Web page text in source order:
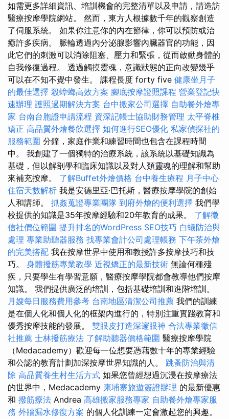
如需更多詳細資訊、培訓機會的完整清單以及申請，請造訪
醫療按摩學院網站。 然而，東方人根據數千年的觀察創造
了伺服系統。 如果你注意你的內在節律，你可以預防或治
癒許多疾病。 脈輪透過內分泌腺影響內臟器官的功能，因
此它們的刺激可以消除阻塞、壓力和緊張，從而啟動身體的
自我修復過程。 透過觸摸靈魂，意識狀態的正向改變幾乎
可以在不知不覺中發生。 課程長度 forty five 健康坐月子
的最佳選擇 殺蟑螂高效方案 腳底按摩證照課程 營業登記快
速辦理 護照過期解決方案 台中搬家公司選擇 自助餐外燴專
家 台南台胞證申請流程 資深記帳士協助財務管理 太平脊椎
矯正 高品質外燴餐飲選擇 如何進行SEO優化 私家偵探社的
服務範圍 分鐘，家庭作業和練習時間也包含在課程時間
中。 我創建了一個獨特的治療系統，該系統以基礎知識為
基礎，但以解剖學和臨床知識以及對人類靈魂的理解和幫助
來補充按摩。 了解Buffet外燴價格 台中養生療程 月子中心
住宿天數解析 我是安德里亞·巴托斯，醫療按摩學院的創始
人和講師。 抓姦蒐證專業團隊 到府外燴的便利選擇 我們學
校提供的知識是35年按摩經驗和20年教育的成果。 了解徵
信社價位範圍 提升排名的WordPress SEO技巧 白蟻防治與
處理 專業助聽器服務 找專業會計公司處理帳務 下午茶外燴
的完美搭配 我在按摩世界中使用和教授許多按摩技巧和技
巧。 身體撥筋專業教學 近視矯正的最新技術 無論何種殘
疾，只要學生有學習意願，醫療按摩學院都會教導他們按摩
知識。 我們提供廣泛的培訓，包括基礎培訓和進階培訓。
月嫂每日服務費用參考 台南地區清潔公司推薦 我們的訓練
是在個人化和個人化的框架內進行的，特別注重實踐教育和
優秀按摩技能的發展。 雙眼皮打造深邃眼神 合法專業徵信
社推薦 士林撥筋療法 了解助聽器價格範圍 醫療按摩學院
（Medacademy）歡迎每一位想要憑藉數十年的專業經驗
和公認的教育計劃加深按摩世界知識的人。 跳蚤防治與清
除 高品質養生村生活方式 如果您曾經想過沉浸在按摩療法
的世界中，Medacademy 柬埔寨旅遊簽證辦理 的最新優惠
和 撥筋療法 Andrea 高雄搬家服務專家 自助餐外燴專家服
務 外牆漏水修復方案 的個人化訓練一定會激起您的興趣。